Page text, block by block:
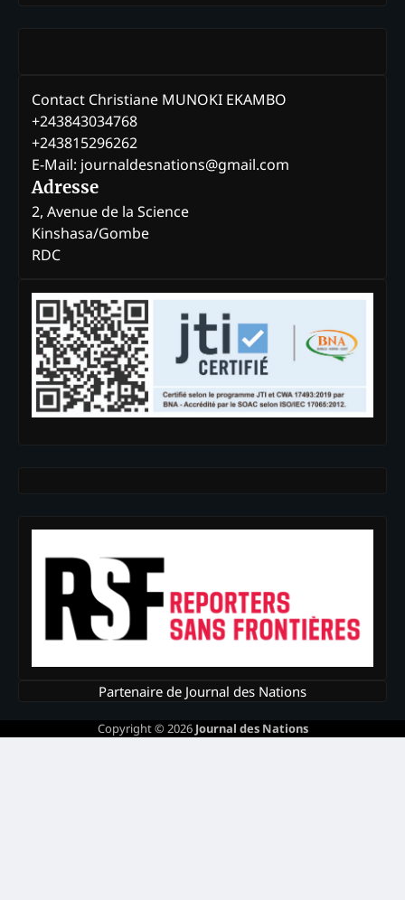
Contact Christiane MUNOKI EKAMBO
+243843034768
+243815296262
E-Mail: journaldesnations@gmail.com
Adresse
2, Avenue de la Science
Kinshasa/Gombe
RDC
Partenaire de Journal des Nations
Copyright © 2026 Journal des Nations